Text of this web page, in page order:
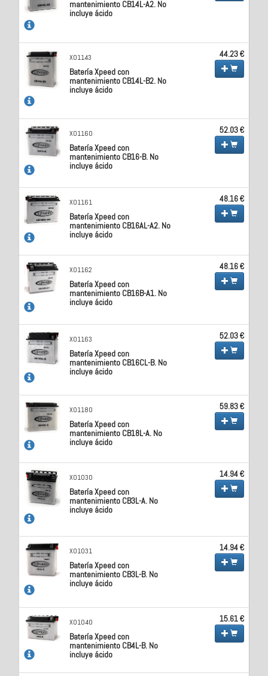
mantenimiento CB14L-A2. No
incluye ácido
X01143
Batería Xpeed con
mantenimiento CB14L-B2. No
incluye ácido
44.23 €
X01160
Batería Xpeed con
mantenimiento CB16-B. No
incluye ácido
52.03 €
X01161
Batería Xpeed con
mantenimiento CB16AL-A2. No
incluye ácido
48.16 €
X01162
Batería Xpeed con
mantenimiento CB16B-A1. No
incluye ácido
48.16 €
X01163
Batería Xpeed con
mantenimiento CB16CL-B. No
incluye ácido
52.03 €
X01180
Batería Xpeed con
mantenimiento CB18L-A. No
incluye ácido
59.83 €
X01030
Batería Xpeed con
mantenimiento CB3L-A. No
incluye ácido
14.94 €
X01031
Batería Xpeed con
mantenimiento CB3L-B. No
incluye ácido
14.94 €
X01040
Batería Xpeed con
mantenimiento CB4L-B. No
incluye ácido
15.61 €